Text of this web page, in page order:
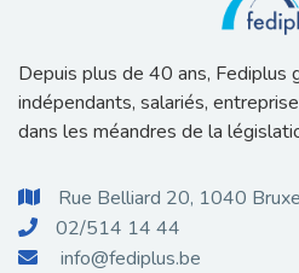
Depuis plus de 40 ans, Fediplus
indépendants, salariés,
dans les méandres de la
 Rue Belliard 20, 1040
 02/514 14 44
 info@fediplus.be